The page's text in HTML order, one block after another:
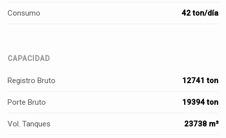
Consumo 42 ton/día
CAPACIDAD
Registro Bruto 12741 ton
Porte Bruto 19394 ton
Vol. Tanques 23738 m³